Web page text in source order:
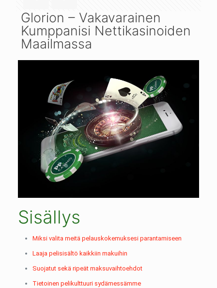
Glorion – Vakavarainen
Kumppanisi Nettikasinoiden
Maailmassa
Sisällys
Miksi valita meitä pelauskokemuksesi parantamiseen
Laaja pelisisältö kaikkiin makuihin
Suojatut sekä ripeät maksuvaihtoehdot
Tietoinen pelikulttuuri sydämessämme